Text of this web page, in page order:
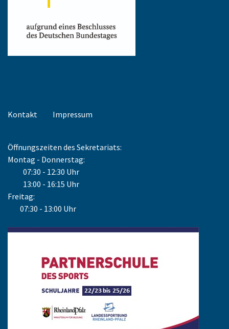
Kontakt Impressum
Öffnungszeiten des Sekretariats:
Montag - Donnerstag:
07:30 - 12:30 Uhr
13:00 - 16:15 Uhr
Freitag:
07:30 - 13:00 Uhr